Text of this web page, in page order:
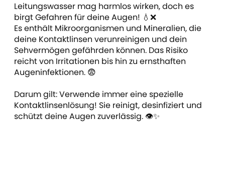
Leitungswasser mag harmlos wirken, doch es
birgt Gefahren für deine Augen! 💧❌
Es enthält Mikroorganismen und Mineralien, die
deine Kontaktlinsen verunreinigen und dein
Sehvermögen gefährden können. Das Risiko
reicht von Irritationen bis hin zu ernsthaften
Augeninfektionen. 😨
Darum gilt: Verwende immer eine spezielle
Kontaktlinsenlösung! Sie reinigt, desinfiziert und
schützt deine Augen zuverlässig. 👁️✨